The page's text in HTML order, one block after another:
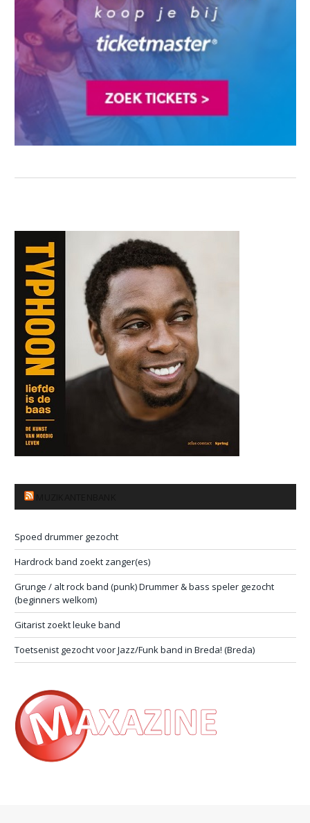
Spoed drummer gezocht
Hardrock band zoekt zanger(es)
Grunge / alt rock band (punk) Drummer & bass speler gezocht
(beginners welkom)
Gitarist zoekt leuke band
Toetsenist gezocht voor Jazz/Funk band in Breda! (Breda)